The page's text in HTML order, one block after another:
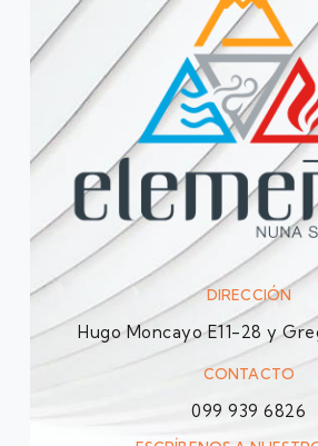
DIRECCIÓN
Hugo Moncayo E11-28 y
CONTACTO
099 939 6826